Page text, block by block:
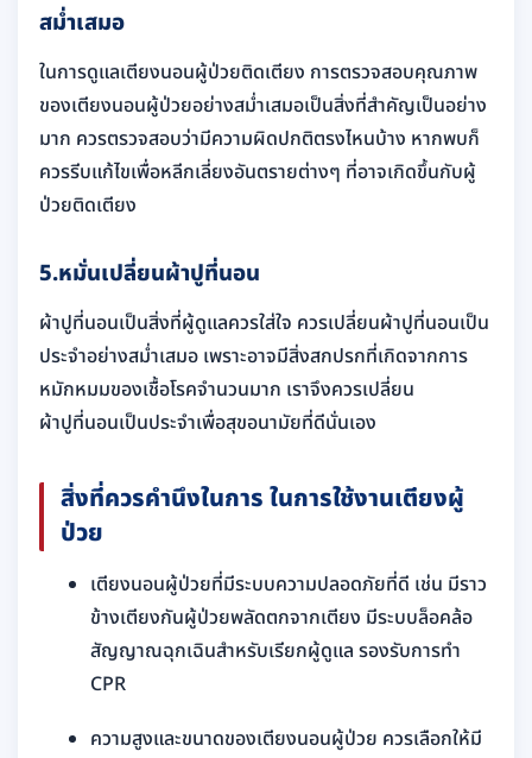
สม่ำเสมอ
ในการดูแลเตียงนอนผู้ป่วยติดเตียง การตรวจสอบคุณภาพ
ของเตียงนอนผู้ป่วยอย่างสม่ำเสมอเป็นสิ่งที่สำคัญเป็นอย่าง
มาก ควรตรวจสอบว่ามีความผิดปกติตรงไหนบ้าง หากพบก็
ควรรีบแก้ไขเพื่อหลีกเลี่ยงอันตรายต่างๆ ที่อาจเกิดขึ้นกับผู้
ป่วยติดเตียง
5.หมั่นเปลี่ยนผ้าปูที่นอน
ผ้าปูที่นอนเป็นสิ่งที่ผู้ดูแลควรใส่ใจ ควรเปลี่ยนผ้าปูที่นอนเป็น
ประจำอย่างสม่ำเสมอ เพราะอาจมีสิ่งสกปรกที่เกิดจากการ
หมักหมมของเชื้อโรคจำนวนมาก เราจึงควรเปลี่ยน
ผ้าปูที่นอนเป็นประจำเพื่อสุขอนามัยที่ดีนั่นเอง
สิ่งที่ควรคำนึงในการ ในการใช้งานเตียงผู้
ป่วย
เตียงนอนผู้ป่วยที่มีระบบความปลอดภัยที่ดี เช่น มีราว
ข้างเตียงกันผู้ป่วยพลัดตกจากเตียง มีระบบล็อคล้อ
สัญญาณฉุกเฉินสำหรับเรียกผู้ดูแล รองรับการทำ
CPR
ความสูงและขนาดของเตียงนอนผู้ป่วย ควรเลือกให้มี